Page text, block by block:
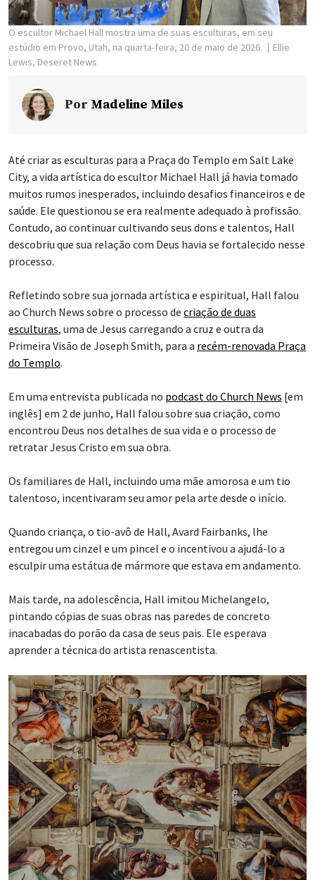
O escultor Michael Hall mostra uma de suas esculturas, em seu
estúdio em Provo, Utah, na quarta-feira, 20 de maio de 2026.
Ellie
Lewis, Deseret News
Por Madeline Miles
Até criar as esculturas para a Praça do Templo em Salt Lake
City, a vida artística do escultor Michael Hall já havia tomado
muitos rumos inesperados, incluindo desafios financeiros e de
saúde. Ele questionou se era realmente adequado à profissão.
Contudo, ao continuar cultivando seus dons e talentos, Hall
descobriu que sua relação com Deus havia se fortalecido nesse
processo.
Refletindo sobre sua jornada artística e espiritual, Hall falou
ao Church News sobre o processo de criação de duas
esculturas, uma de Jesus carregando a cruz e outra da
Primeira Visão de Joseph Smith, para a recém-renovada Praça
do Templo.
Em uma entrevista publicada no podcast do Church News [em
inglês] em 2 de junho, Hall falou sobre sua criação, como
encontrou Deus nos detalhes de sua vida e o processo de
retratar Jesus Cristo em sua obra.
Os familiares de Hall, incluindo uma mãe amorosa e um tio
talentoso, incentivaram seu amor pela arte desde o início.
Quando criança, o tio-avô de Hall, Avard Fairbanks, lhe
entregou um cinzel e um pincel e o incentivou a ajudá-lo a
esculpir uma estátua de mármore que estava em andamento.
Mais tarde, na adolescência, Hall imitou Michelangelo,
pintando cópias de suas obras nas paredes de concreto
inacabadas do porão da casa de seus pais. Ele esperava
aprender a técnica do artista renascentista.